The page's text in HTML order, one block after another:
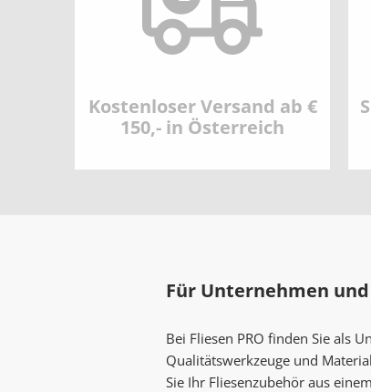
Kostenloser Versand ab €
150,- in Österreich
Für Unternehmen
Bei Fliesen PRO finden Sie als
Qualitätswerkzeuge und
Sie Ihr Fliesenzubehör aus